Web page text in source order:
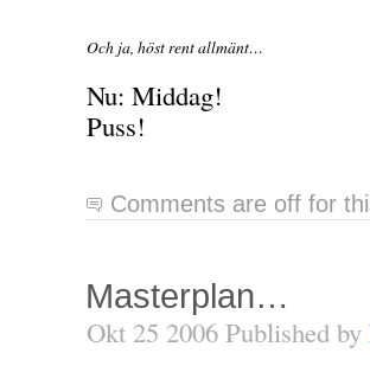
Och ja, höst rent allmänt…
Nu: Middag!
Puss!
Comments are off for
Masterplan…
Okt 25 2006 Published by